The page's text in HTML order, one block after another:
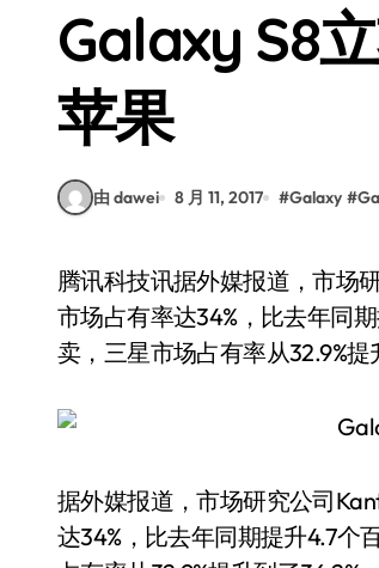
S25 Ultra颜值炸裂！
Galaxy S8
苹果
由 dawei 8 月 11, 2017 #Galaxy #
腾讯科技讯据外媒报道，市场研究公司Kantar公布的最新数据显示，今年3-5月份，苹果在美国
市场占有率达34%，比去年同
卖，三星市场占有率从32.9%提
据外媒报道，市场研究公司
达34%，比去年同期提升4.7个